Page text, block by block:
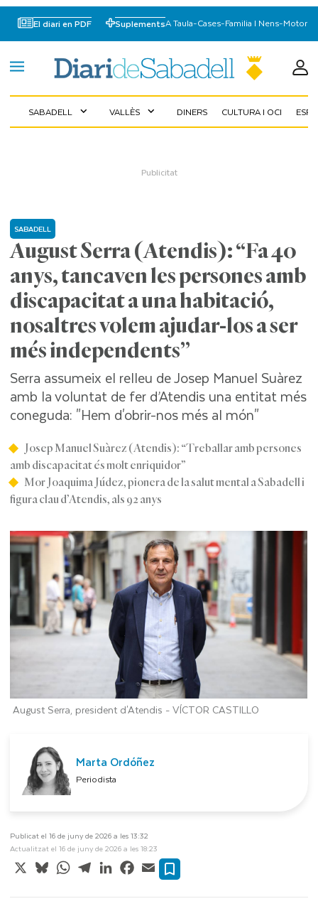
El diari en PDF SuplementsA Taula-Cases-Familia I Nens-Motor
SABADELL expand_more VALLÈS expand_more DINERS CULTURA I OCI
August Serra (Atendis): “Fa 40
anys, tancaven les persones amb
discapacitat a una habitació,
nosaltres volem ajudar-los a ser
més independents”
SABADELL
Serra assumeix el relleu de Josep Manuel Suàrez
amb la voluntat de fer d’Atendis una entitat més
coneguda: "Hem d'obrir-nos més al món"
Josep Manuel Suàrez (Atendis): “Treballar amb persones
amb discapacitat és molt enriquidor”
Mor Joaquima Júdez, pionera de la salut mental a Sabadell i
figura clau d’Atendis, als 92 anys
August Serra, president d'Atendis -VÍCTOR CASTILLO
Marta Ordóñez
Periodista
Publicat el 16 de juny de 2026 a les 13:32
Actualitzat el 16 de juny de 2026 a les 18:23
X BlueskyWhatsApp
TelegramLinkedInFacebook
Email